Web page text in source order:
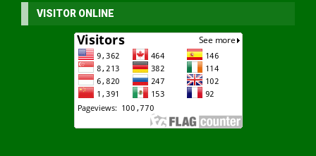
VISITOR ONLINE